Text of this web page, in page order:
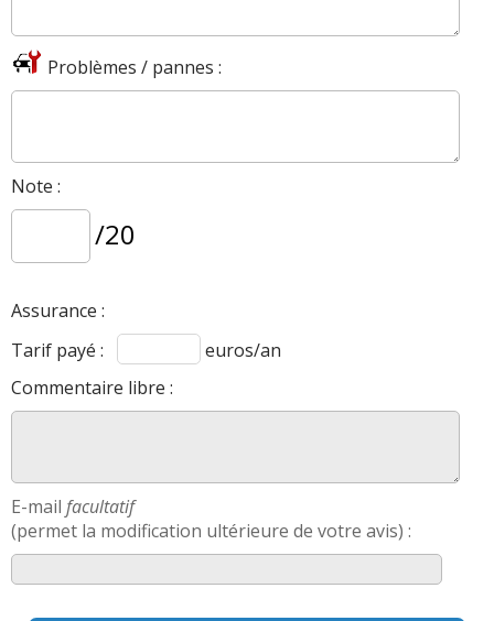
Problèmes / pannes :
Note :
/20
Assurance :
Tarif payé :
euros/an
Commentaire libre :
E-mail facultatif
(permet la modification ultérieure de votre avis) :